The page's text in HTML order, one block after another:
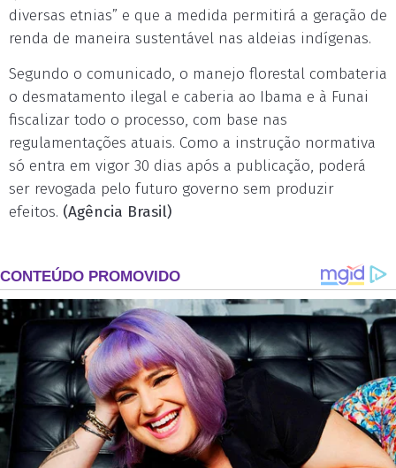
diversas etnias” e que a medida permitirá a geração de
renda de maneira sustentável nas aldeias indígenas.
Segundo o comunicado, o manejo florestal combateria
o desmatamento ilegal e caberia ao Ibama e à Funai
fiscalizar todo o processo, com base nas
regulamentações atuais. Como a instrução normativa
só entra em vigor 30 dias após a publicação, poderá
ser revogada pelo futuro governo sem produzir
efeitos. (Agência Brasil)